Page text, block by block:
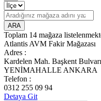
ARA
Toplam 14 mağaza
Atlantis AVM Fakir Mağazası
Adres :
Kardelen Mah. Başkent
YENİMAHALLE ANKARA
Telefon :
0312 255 09 94
Detaya Git